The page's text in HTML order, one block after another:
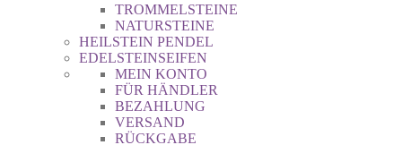
TROMMELSTEINE
NATURSTEINE
HEILSTEIN PENDEL
EDELSTEINSEIFEN
MEIN KONTO
FÜR HÄNDLER
BEZAHLUNG
VERSAND
RÜCKGABE